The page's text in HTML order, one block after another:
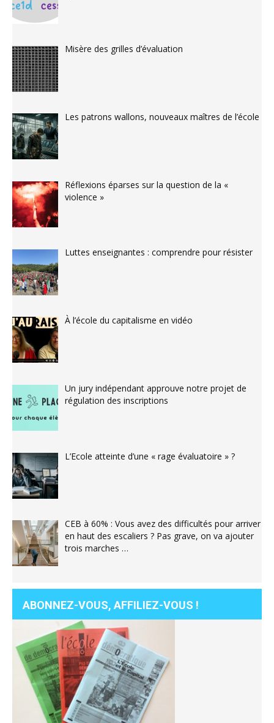
Misère des grilles d’évaluation
Les patrons wallons, nouveaux maîtres de l’école
Réflexions éparses sur la question de la «
violence »
Luttes enseignantes : comprendre pour résister
À l’école du capitalisme en vidéo
Un jury indépendant approuve notre projet de
régulation des inscriptions
L’Ecole atteinte d’une « rage évaluatoire » ?
CEB à 60% : Vous avez des difficultés pour arriver
en haut des escaliers ? Pas grave, on va ajouter
trois marches …
ABONNEZ-VOUS, AFFILIEZ-VOUS !